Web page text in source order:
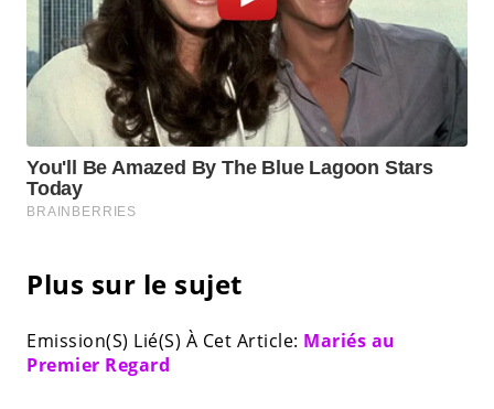
Plus sur le sujet
Emission(S) Lié(S) À Cet Article: Mariés au
Premier Regard